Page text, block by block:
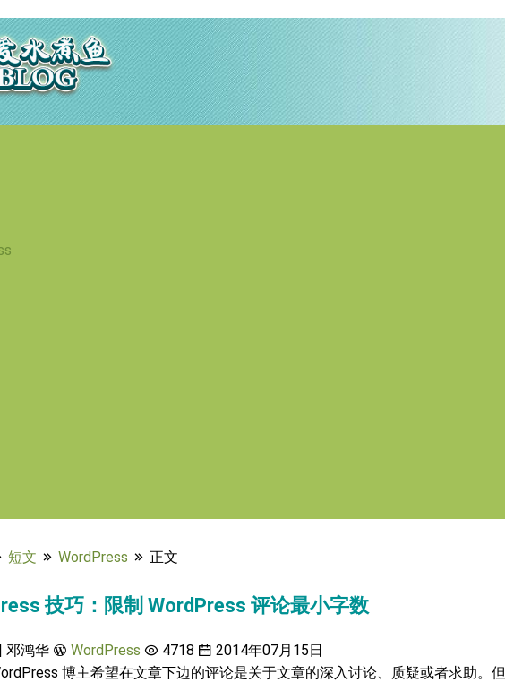
短文 WordPress 正文
技巧：限制 WordPress 评论最小字数
邓鸿华 WordPress 4718
2014年07月15日
博主希望在文章下边的评论是关于文章的深入讨论、质疑或者求助。但